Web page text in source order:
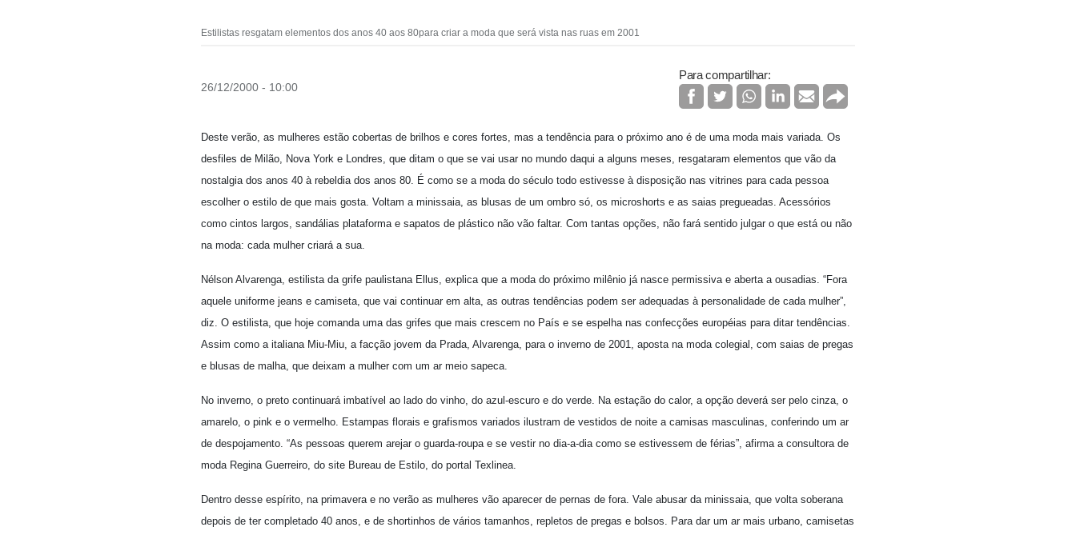
Estilistas resgatam elementos dos anos 40 aos 80para criar a moda que será vista nas ruas em 2001
26/12/2000 - 10:00
Para compartilhar:
Deste verão, as mulheres estão cobertas de brilhos e cores fortes, mas a tendência para o próximo ano é de uma moda mais variada. Os
desfiles de Milão, Nova York e Londres, que ditam o que se vai usar no mundo daqui a alguns meses, resgataram elementos que vão da
nostalgia dos anos 40 à rebeldia dos anos 80. É como se a moda do século todo estivesse à disposição nas vitrines para cada pessoa
escolher o estilo de que mais gosta. Voltam a minissaia, as blusas de um ombro só, os microshorts e as saias pregueadas. Acessórios
como cintos largos, sandálias plataforma e sapatos de plástico não vão faltar. Com tantas opções, não fará sentido julgar o que está ou não
na moda: cada mulher criará a sua.
Nélson Alvarenga, estilista da grife paulistana Ellus, explica que a moda do próximo milênio já nasce permissiva e aberta a ousadias. “Fora
aquele uniforme jeans e camiseta, que vai continuar em alta, as outras tendências podem ser adequadas à personalidade de cada mulher”,
diz. O estilista, que hoje comanda uma das grifes que mais crescem no País e se espelha nas confecções européias para ditar tendências.
Assim como a italiana Miu-Miu, a facção jovem da Prada, Alvarenga, para o inverno de 2001, aposta na moda colegial, com saias de pregas
e blusas de malha, que deixam a mulher com um ar meio sapeca.
No inverno, o preto continuará imbatível ao lado do vinho, do azul-escuro e do verde. Na estação do calor, a opção deverá ser pelo cinza, o
amarelo, o pink e o vermelho. Estampas florais e grafismos variados ilustram de vestidos de noite a camisas masculinas, conferindo um ar
de despojamento. “As pessoas querem arejar o guarda-roupa e se vestir no dia-a-dia como se estivessem de férias”, afirma a consultora de
moda Regina Guerreiro, do site Bureau de Estilo, do portal Texlinea.
Dentro desse espírito, na primavera e no verão as mulheres vão aparecer de pernas de fora. Vale abusar da minissaia, que volta soberana
depois de ter completado 40 anos, e de shortinhos de vários tamanhos, repletos de pregas e bolsos. Para dar um ar mais urbano, camisetas